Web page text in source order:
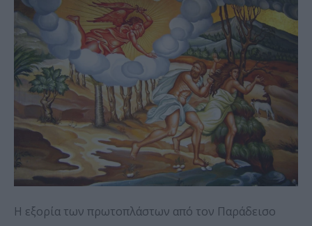
Η εξορία των πρωτοπλάστων από τον Παράδεισο